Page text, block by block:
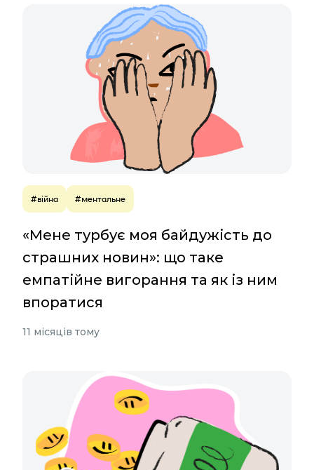
#війна #ментальне
«Мене турбує моя байдужість до
страшних новин»: що таке
емпатійне вигорання та як із ним
впоратися
11 місяців тому